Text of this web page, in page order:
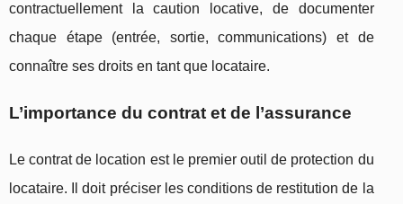
contractuellement la caution locative, de documenter
chaque étape (entrée, sortie, communications) et de
connaître ses droits en tant que locataire.
L’importance du contrat et de l’assurance
Le contrat de location est le premier outil de protection du
locataire. Il doit préciser les conditions de restitution de la